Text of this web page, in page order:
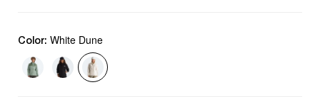
Color: White Dune